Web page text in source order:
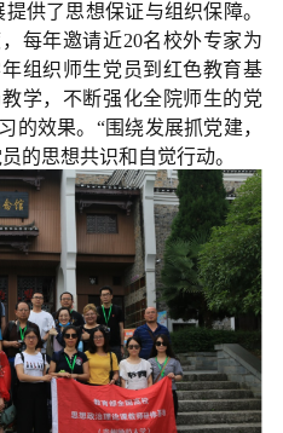
供了思想保证与组织保障。
每年邀请近20名校外专家为
组织师生党员到红色教育基
学，不断强化全院师生的党
的效果。“围绕发展抓党建，
的思想共识和自觉行动。